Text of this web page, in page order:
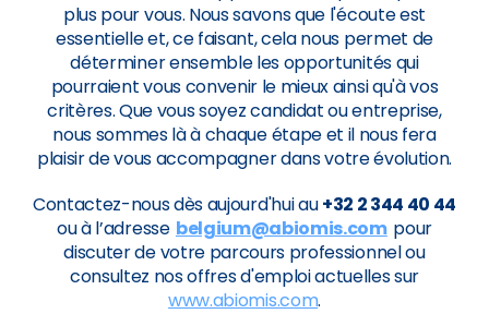
plus pour vous. Nous savons que l'écoute est
essentielle et, ce faisant, cela nous permet de
déterminer ensemble les opportunités qui
pourraient vous convenir le mieux ainsi qu'à vos
critères. Que vous soyez candidat ou entreprise,
nous sommes là à chaque étape et il nous fera
plaisir de vous accompagner dans votre évolution.
Contactez-nous dès aujourd'hui au+32 2 344 40 44
ou à l’adresse belgium@abiomis.com pour
discuter de votre parcours professionnel ou
consultez nos offres d'emploi actuelles sur
www.abiomis.com.